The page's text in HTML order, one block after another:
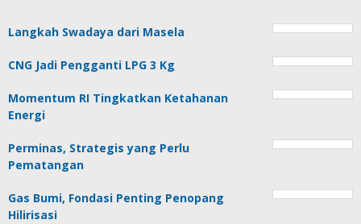
Langkah Swadaya dari Masela
CNG Jadi Pengganti LPG 3 Kg
Momentum RI Tingkatkan Ketahanan
Energi
Perminas, Strategis yang Perlu
Pematangan
Gas Bumi, Fondasi Penting Penopang
Hilirisasi